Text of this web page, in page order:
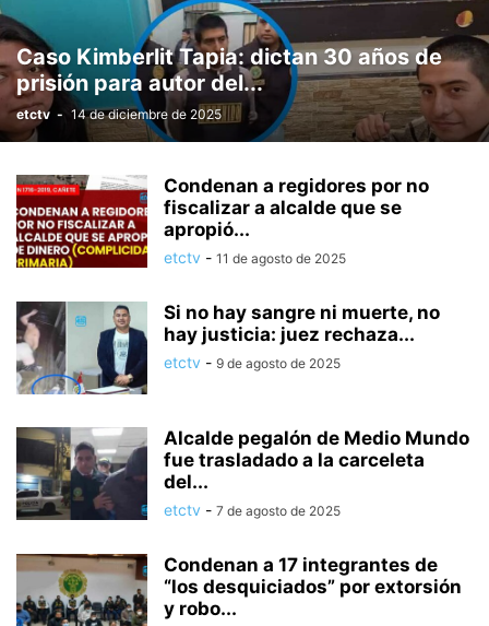
Caso Kimberlit Tapia: dictan 30 años de
prisión para autor del...
etctv - 14 de diciembre de 2025
Condenan a regidores por no
fiscalizar a alcalde que se
apropió...
etctv - 11 de agosto de 2025
Si no hay sangre ni muerte, no
hay justicia: juez rechaza...
etctv - 9 de agosto de 2025
Alcalde pegalón de Medio Mundo
fue trasladado a la carceleta
del...
etctv - 7 de agosto de 2025
Condenan a 17 integrantes de
“los desquiciados” por extorsión
y robo...